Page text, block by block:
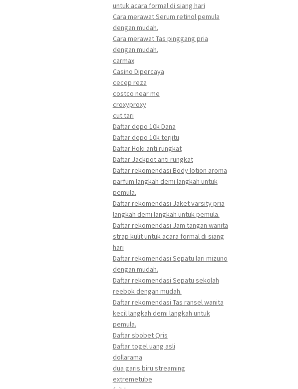
untuk acara formal di siang hari
Cara merawat Serum retinol pemula
dengan mudah.
Cara merawat Tas pinggang pria
dengan mudah.
carmax
Casino Dipercaya
cecep reza
costco near me
croxyproxy
cut tari
Daftar depo 10k Dana
Daftar depo 10k terjitu
Daftar Hoki anti rungkat
Daftar Jackpot anti rungkat
Daftar rekomendasi Body lotion aroma
parfum langkah demi langkah untuk
pemula.
Daftar rekomendasi Jaket varsity pria
langkah demi langkah untuk pemula.
Daftar rekomendasi Jam tangan wanita
strap kulit untuk acara formal di siang
hari
Daftar rekomendasi Sepatu lari mizuno
dengan mudah.
Daftar rekomendasi Sepatu sekolah
reebok dengan mudah.
Daftar rekomendasi Tas ransel wanita
kecil langkah demi langkah untuk
pemula.
Daftar sbobet Qris
Daftar togel uang asli
dollarama
dua garis biru streaming
extremetube